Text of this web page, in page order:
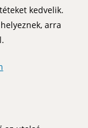
kedvelik.
arra